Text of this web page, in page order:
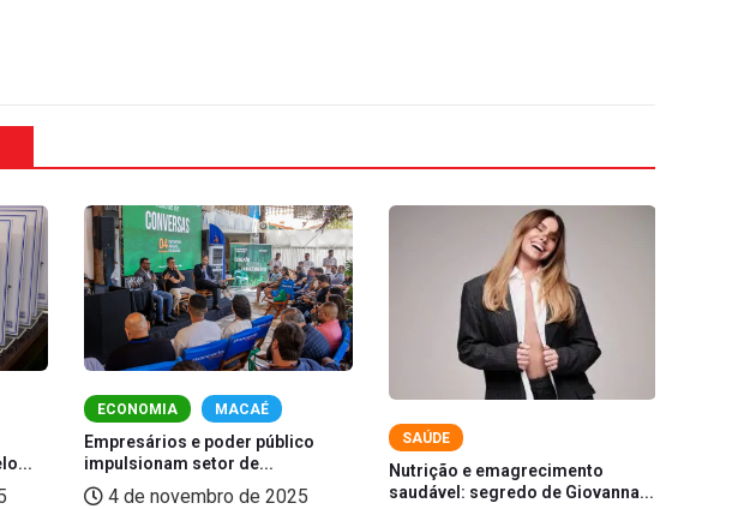
ECONOMIA MACAÉ
Empresários e poder público
impulsionam setor de...
4 de novembro de 2025
SAÚDE
Nutrição e emagrecimento
saudável: segredo de Giovanna...